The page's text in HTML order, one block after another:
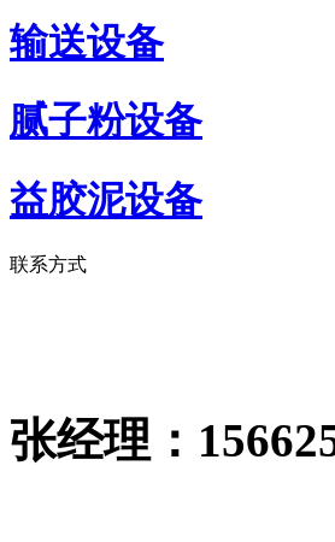
输送设备
腻子粉设备
益胶泥设备
联系方式
张经理：